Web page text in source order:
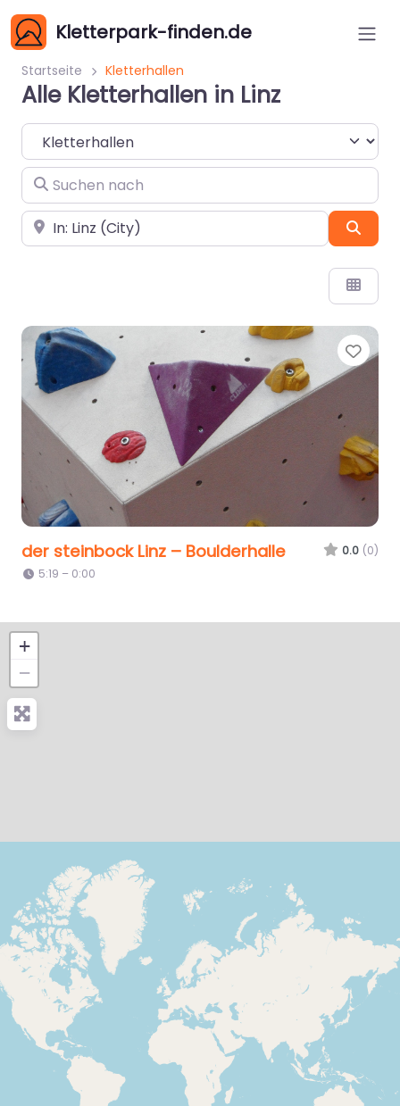
Kletterpark-finden.de
Startseite Kletterhallen
Alle Kletterhallen in Linz
Suchtyp auswählen
Suchen nach
In der Nähe
der steinbock Linz – Boulderhalle 0.0 (0)
5:19 – 0:00
+
−